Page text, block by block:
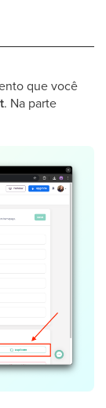
que você
. Na parte